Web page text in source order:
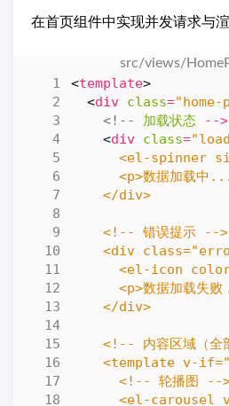
在首页组件中实现并发请求与渲
<template>
<div class="home-
<!--
加载状态
-->
<div class=